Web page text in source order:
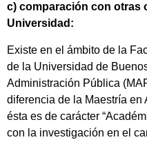
c) comparación con otras
Universidad:
Existe en el ámbito de la
de la Universidad de
Administración Pública
diferencia de la Maestría
ésta es de carácter
con la investigación en el